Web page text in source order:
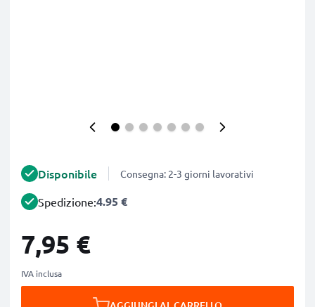
Disponibile Consegna: 2-3 giorni lavorativi
Spedizione:4.95 €
7,95 €
IVA inclusa